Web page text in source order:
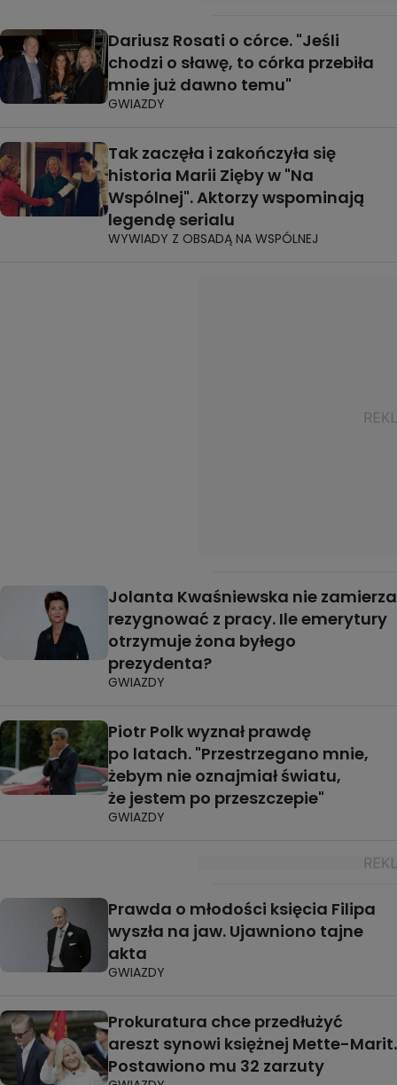
Dariusz Rosati o córce. "Jeśli
chodzi o sławę, to córka przebiła
mnie już dawno temu"
GWIAZDY
Tak zaczęła i zakończyła się
historia Marii Zięby w "Na
Wspólnej". Aktorzy wspominają
legendę serialu
WYWIADY Z OBSADĄ NA WSPÓLNEJ
Jolanta Kwaśniewska nie zamierza
rezygnować z pracy. Ile emerytury
otrzymuje żona byłego
prezydenta?
GWIAZDY
Piotr Polk wyznał prawdę
po latach. "Przestrzegano mnie,
żebym nie oznajmiał światu,
że jestem po przeszczepie"
GWIAZDY
Prawda o młodości księcia Filipa
wyszła na jaw. Ujawniono tajne
akta
GWIAZDY
Prokuratura chce przedłużyć
areszt synowi księżnej Mette-Marit.
Postawiono mu 32 zarzuty